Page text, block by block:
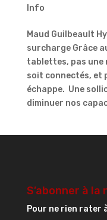
Info
Maud Guilbeault
surcharge Grâce
tablettes, pas une
soit connectés, et
échappe. Une
diminuer nos
S’abonner à
Pour ne rien rater